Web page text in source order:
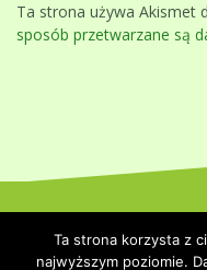
Ta strona używa Akismet
sposób przetwarzane są
Ta strona korzysta z
najwyższym poziomie.